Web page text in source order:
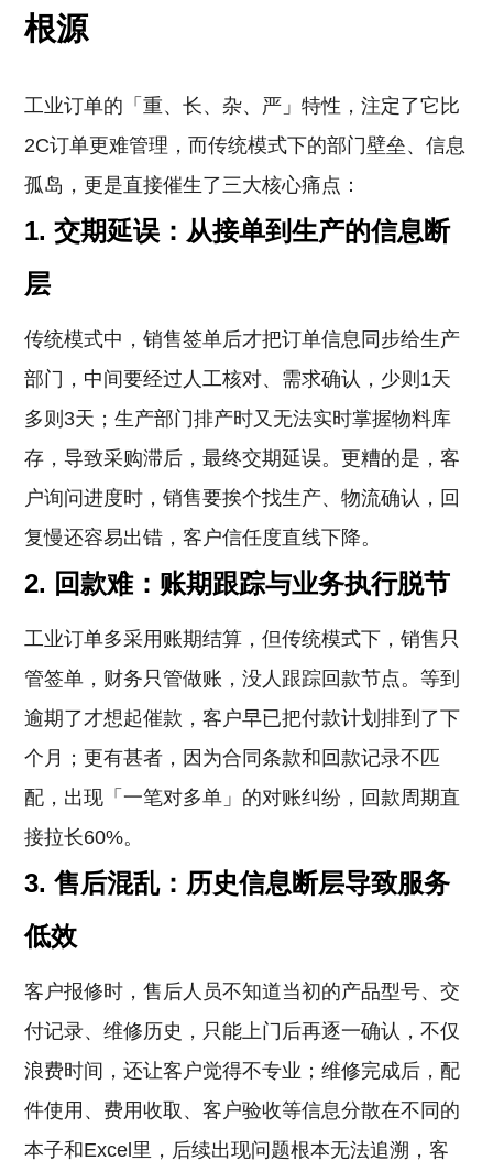
根源
工业订单的「重、长、杂、严」特性，注定了它比
2C订单更难管理，而传统模式下的部门壁垒、信息
孤岛，更是直接催生了三大核心痛点：
1. 交期延误：从接单到生产的信息断
层
传统模式中，销售签单后才把订单信息同步给生产
部门，中间要经过人工核对、需求确认，少则1天
多则3天；生产部门排产时又无法实时掌握物料库
存，导致采购滞后，最终交期延误。更糟的是，客
户询问进度时，销售要挨个找生产、物流确认，回
复慢还容易出错，客户信任度直线下降。
2. 回款难：账期跟踪与业务执行脱节
工业订单多采用账期结算，但传统模式下，销售只
管签单，财务只管做账，没人跟踪回款节点。等到
逾期了才想起催款，客户早已把付款计划排到了下
个月；更有甚者，因为合同条款和回款记录不匹
配，出现「一笔对多单」的对账纠纷，回款周期直
接拉长60%。
3. 售后混乱：历史信息断层导致服务
低效
客户报修时，售后人员不知道当初的产品型号、交
付记录、维修历史，只能上门后再逐一确认，不仅
浪费时间，还让客户觉得不专业；维修完成后，配
件使用、费用收取、客户验收等信息分散在不同的
本子和Excel里，后续出现问题根本无法追溯，客